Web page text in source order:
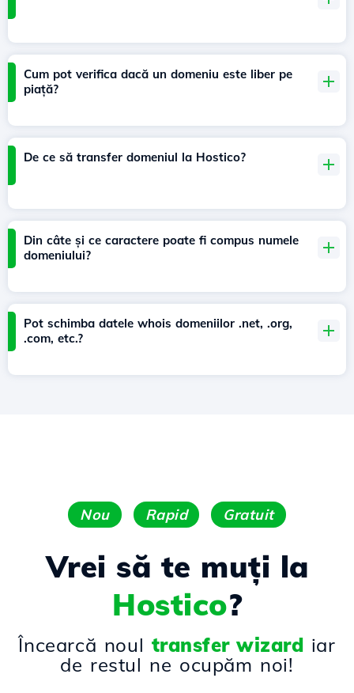
Cum pot verifica dacă un domeniu este liber pe
piață?
De ce să transfer domeniul la Hostico?
Din câte și ce caractere poate fi compus numele
domeniului?
Pot schimba datele whois domeniilor .net, .org,
.com, etc.?
Nou Rapid Gratuit
Vrei să te muți la
Hostico?
Încearcă noul transfer wizard iar
de restul ne ocupăm noi!